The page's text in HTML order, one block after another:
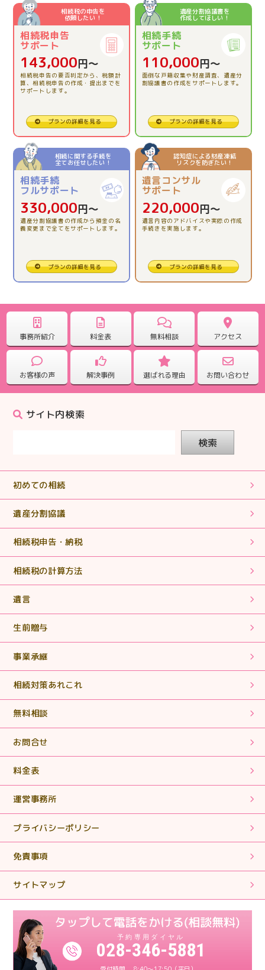
【相続税申告】とてもわかりやすくお話しして下さりあ
りがとうございました。
【相続税申告】的確にアドバイスをいただき、本当に助
かりました。
2026.03.13
【相続税申告】とても親切で、安心でした。
2025.12.12
【相続税精算課税制度の活用】理解できました。
2025.11.26
【相続税申告】全ておまかせ出来たので安心でした。
2025.10.31
【相続税申告】一人で悩む前に、専門に相談してみて。
2025.09.25
【相続税申告】どんな事でも聞いて対応していただけま
した。
2025.09.25
【相続税申告】電話対応もこまめで心強かったです。
【相続税申告】ていねいに対応していただきありがとう
【相続税申告】誰にも相談するつてのない方の支えとな
っていって下さい。
2025.07.31
【相続税申告】丁寧な説明でわかりやすくとても助かり
ました。
2025.06.18
【相続税申告・手続き】まさに「救世主」！ヒーローそ
のものでした。
2025.05.02
【相続税申告】丁寧に対応していただきありがとうござ
いました。
2025.01.28
ございました。
【相続税申告・手続き】簡単な質問に対しても親身にな
って対応していただきありがとうございます。
2024.11.11
【相続税申告】親身になって対応してくださり、とても
感謝しております。
相続税の申告を
依頼したい！
相続税申告
サポート
143,000円〜
相続税申告の要否判定から、税額計
算、相続税申告の作成・提出までを
サポートします。
プランの詳細を見る
遺産分割協議書を
作成してほしい！
相続手続
サポート
110,000円〜
面倒な戸籍収集や財産調査、遺産分
割協議書の作成をサポートします。
プランの詳細を見る
相続に関する手続を
全てお任せしたい！
相続手続
フルサポート
330,000円〜
遺産分割協議書の作成から預金の名
義変更まで全てをサポートします。
プランの詳細を見る
認知症による財産凍結
リスクを防ぎたい！
遺言コンサル
サポート
220,000円〜
遺言内容のアドバイスや実際の作成
手続きを実施します。
プランの詳細を見る
事務所紹介 料金表 無料相談 アクセス
お客様の声 解決事例 選ばれる理由 お問い合わせ
サイト内検索
検索
初めての相続
遺産分割協議
相続税申告・納税
相続税の計算方法
遺言
生前贈与
事業承継
相続対策あれこれ
無料相談
お問合せ
料金表
運営事務所
プライバシーポリシー
免責事項
サイトマップ
028-346-5881